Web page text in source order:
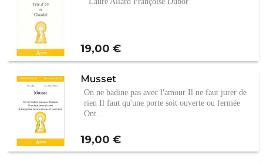
Prix
19,00 €
Musset
On ne badine pas avec l'amour Il ne faut jurer de
rien Il faut qu'une porte soit ouverte ou fermée
Ont…
Prix
19,00 €